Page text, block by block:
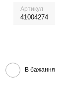
Артикул
41004274
В бажання